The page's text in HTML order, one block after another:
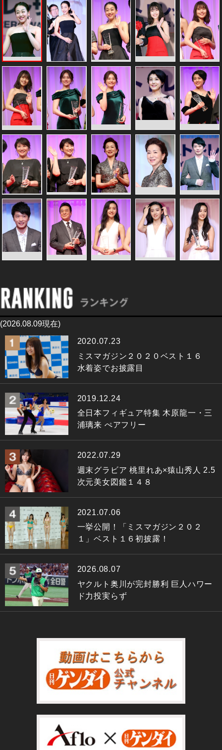
(2026.08.09現在)
2020.07.23
ミスマガジン２０２０ベスト１６
水着姿でお披露目
2019.12.24
全日本フィギュア特集 木原龍一・三
浦璃来 ぺアフリー
2022.07.29
週末グラビア 桃里れあ×猿山秀人 2.5
次元美女図鑑１４８
2021.07.06
一挙公開！「ミスマガジン２０２
１」ベスト１６初披露！
2026.08.07
ヤクルト奥川が完封勝利 巨人ハワー
ド力投実らず